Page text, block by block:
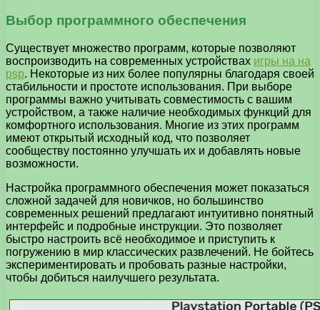
Выбор программного обеспечения
Существует множество программ, которые позволяют
воспроизводить на современных устройствах игры на на
psp. Некоторые из них более популярны благодаря своей
стабильности и простоте использования. При выборе
программы важно учитывать совместимость с вашим
устройством, а также наличие необходимых функций для
комфортного использования. Многие из этих программ
имеют открытый исходный код, что позволяет
сообществу постоянно улучшать их и добавлять новые
возможности.
Настройка программного обеспечения может показаться
сложной задачей для новичков, но большинство
современных решений предлагают интуитивно понятный
интерфейс и подробные инструкции. Это позволяет
быстро настроить всё необходимое и приступить к
погружению в мир классических развлечений. Не бойтесь
экспериментировать и пробовать разные настройки,
чтобы добиться наилучшего результата.